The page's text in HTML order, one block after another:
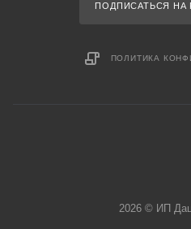
ПОДПИСАТЬСЯ НА
ПОЛИТИКА
2026 © ИП